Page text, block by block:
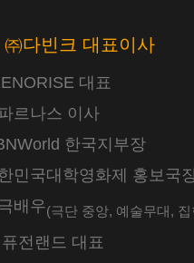
㈜다빈크 대표이사
대표
르나스 이사
한국지부장
민국대학영화제 홍보국
배우(극단 중앙, 예술무대,
전랜드 대표